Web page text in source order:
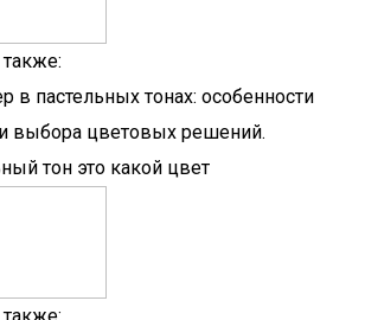
также:
в пастельных тонах: особенности
выбора цветовых решений.
тон это какой цвет